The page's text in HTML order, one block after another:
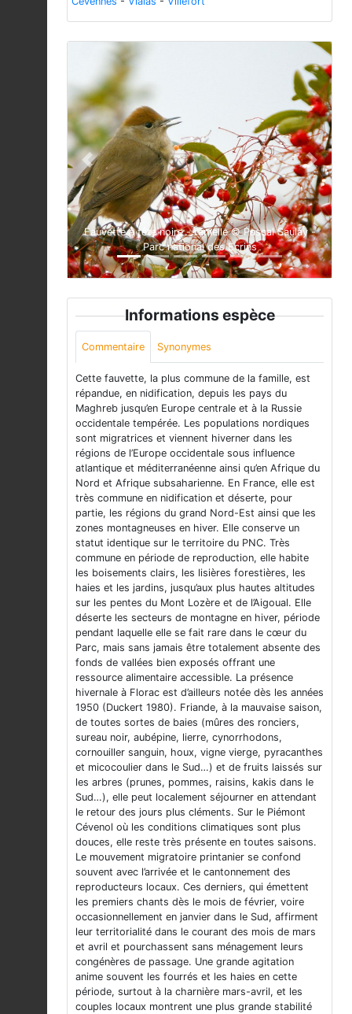
Fauvette à tête noire - femelle © Pascal Saulay -
Parc national des Ecrins
Previous Next
Informations espèce
Commentaire Synonymes
Cette fauvette, la plus commune de la famille, est
répandue, en nidification, depuis les pays du
Maghreb jusqu’en Europe centrale et à la Russie
occidentale tempérée. Les populations nordiques
sont migratrices et viennent hiverner dans les
régions de l’Europe occidentale sous influence
atlantique et méditerranéenne ainsi qu’en Afrique du
Nord et Afrique subsaharienne. En France, elle est
très commune en nidification et déserte, pour
partie, les régions du grand Nord-Est ainsi que les
zones montagneuses en hiver. Elle conserve un
statut identique sur le territoire du PNC. Très
commune en période de reproduction, elle habite
les boisements clairs, les lisières forestières, les
haies et les jardins, jusqu’aux plus hautes altitudes
sur les pentes du Mont Lozère et de l’Aigoual. Elle
déserte les secteurs de montagne en hiver, période
pendant laquelle elle se fait rare dans le cœur du
Parc, mais sans jamais être totalement absente des
fonds de vallées bien exposés offrant une
ressource alimentaire accessible. La présence
hivernale à Florac est d’ailleurs notée dès les années
1950 (Duckert 1980). Friande, à la mauvaise saison,
de toutes sortes de baies (mûres des ronciers,
sureau noir, aubépine, lierre, cynorrhodons,
cornouiller sanguin, houx, vigne vierge, pyracanthes
et micocoulier dans le Sud…) et de fruits laissés sur
les arbres (prunes, pommes, raisins, kakis dans le
Sud…), elle peut localement séjourner en attendant
le retour des jours plus cléments. Sur le Piémont
Cévenol où les conditions climatiques sont plus
douces, elle reste très présente en toutes saisons.
Le mouvement migratoire printanier se confond
souvent avec l’arrivée et le cantonnement des
reproducteurs locaux. Ces derniers, qui émettent
les premiers chants dès le mois de février, voire
occasionnellement en janvier dans le Sud, affirment
leur territorialité dans le courant des mois de mars
et avril et pourchassent sans ménagement leurs
congénères de passage. Une grande agitation
anime souvent les fourrés et les haies en cette
période, surtout à la charnière mars-avril, et les
couples locaux montrent une plus grande stabilité